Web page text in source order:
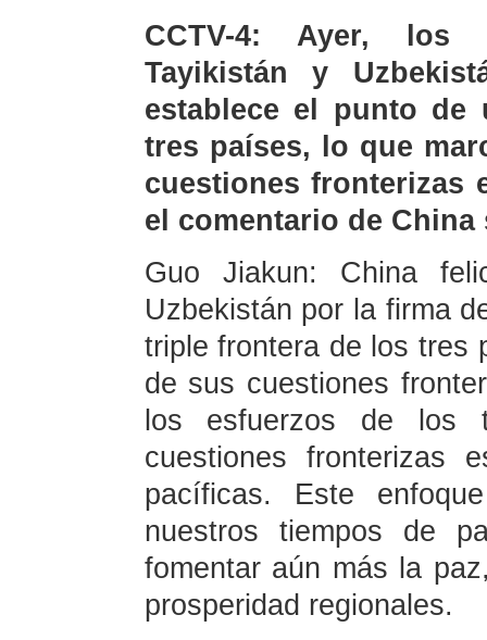
CCTV-4: Ayer, los
Tayikistán y
establece el punto
tres países, lo que
cuestiones fronterizas
el comentario de China
Guo Jiakun: China
Uzbekistán por la firma
triple frontera de los tres
de sus cuestiones
los esfuerzos de los
cuestiones fronterizas
pacíficas. Este
nuestros tiempos de
fomentar aún más la
prosperidad regionales.